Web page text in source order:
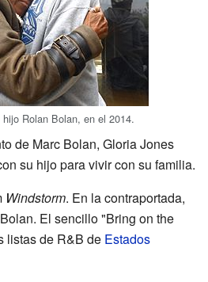
Rolan Bolan, en el 2014.
de Marc Bolan, Gloria Jones
su hijo para vivir con su familia.
Windstorm. En la contraportada,
El sencillo "Bring on the
listas de R&B de Estados